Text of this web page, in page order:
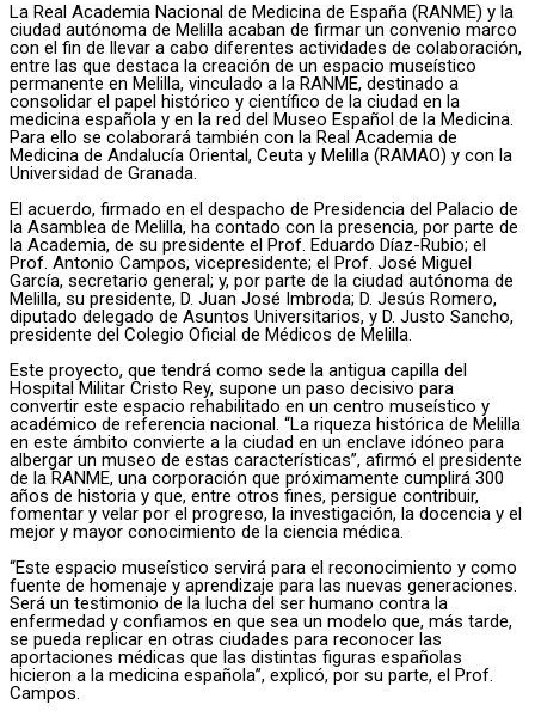
La Real Academia Nacional de Medicina de España (RANME) y la
ciudad autónoma de Melilla acaban de firmar un convenio marco
con el fin de llevar a cabo diferentes actividades de colaboración,
entre las que destaca la creación de un espacio museístico
permanente en Melilla, vinculado a la RANME, destinado a
consolidar el papel histórico y científico de la ciudad en la
medicina española y en la red del Museo Español de la Medicina.
Para ello se colaborará también con la Real Academia de
Medicina de Andalucía Oriental, Ceuta y Melilla (RAMAO) y con la
Universidad de Granada.
El acuerdo, firmado en el despacho de Presidencia del Palacio de
la Asamblea de Melilla, ha contado con la presencia, por parte de
la Academia, de su presidente el Prof. Eduardo Díaz-Rubio; el
Prof. Antonio Campos, vicepresidente; el Prof. José Miguel
García, secretario general; y, por parte de la ciudad autónoma de
Melilla, su presidente, D. Juan José Imbroda; D. Jesús Romero,
diputado delegado de Asuntos Universitarios, y D. Justo Sancho,
presidente del Colegio Oficial de Médicos de Melilla.
Este proyecto, que tendrá como sede la antigua capilla del
Hospital Militar Cristo Rey, supone un paso decisivo para
convertir este espacio rehabilitado en un centro museístico y
académico de referencia nacional. “La riqueza histórica de Melilla
en este ámbito convierte a la ciudad en un enclave idóneo para
albergar un museo de estas características”, afirmó el presidente
de la RANME, una corporación que próximamente cumplirá 300
años de historia y que, entre otros fines, persigue contribuir,
fomentar y velar por el progreso, la investigación, la docencia y el
mejor y mayor conocimiento de la ciencia médica.
“Este espacio museístico servirá para el reconocimiento y como
fuente de homenaje y aprendizaje para las nuevas generaciones.
Será un testimonio de la lucha del ser humano contra la
enfermedad y confiamos en que sea un modelo que, más tarde,
se pueda replicar en otras ciudades para reconocer las
aportaciones médicas que las distintas figuras españolas
hicieron a la medicina española”, explicó, por su parte, el Prof.
Campos.